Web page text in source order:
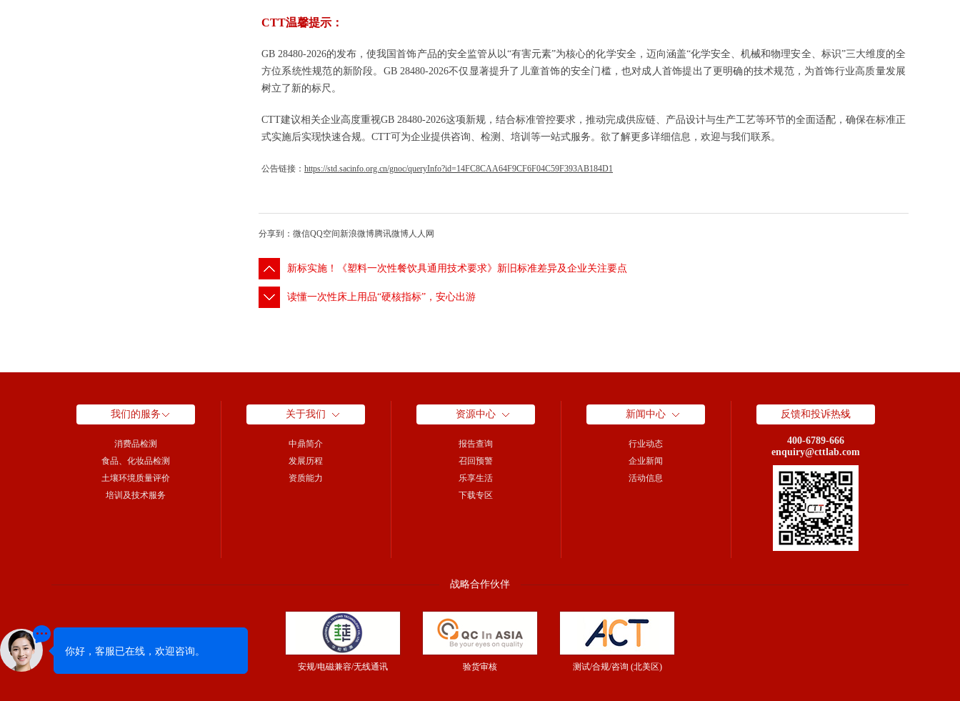
CTT温馨提示：
GB 28480-2026的发布，使我国首饰产品的安全监管从以“有害元素”为核心的化学安全，迈向涵盖“化学安全、机械和物理安全、标识”三大维度的全
方位系统性规范的新阶段。GB 28480-2026不仅显著提升了儿童首饰的安全门槛，也对成人首饰提出了更明确的技术规范，为首饰行业高质量发展
树立了新的标尺。
CTT建议相关企业高度重视GB 28480-2026这项新规，结合标准管控要求，推动完成供应链、产品设计与生产工艺等环节的全面适配，确保在标准正
式实施后实现快速合规。CTT可为企业提供咨询、检测、培训等一站式服务。欲了解更多详细信息，欢迎与我们联系。
公告链接： https://std.sacinfo.org.cn/gnoc/queryInfo?id=14FC8CAA64F9CF6F04C59F393AB184D1
分享到： 微信QQ空间新浪微博腾讯微博 人人网
新标实施！《塑料一次性餐饮具通用技术要求》新旧标准差异及企业关注要点
读懂一次性床上用品“硬核指标”，安心出游
我们的服务
消费品检测
食品、化妆品检测
土壤环境质量评价
培训及技术服务
关于我们
中鼎简介
发展历程
资质能力
资源中心
报告查询
召回预警
乐享生活
下载专区
新闻中心
行业动态
企业新闻
活动信息
反馈和投诉热线
400-6789-666
enquiry@cttlab.com
战略合作伙伴
安规/电磁兼容/无线通讯 验货审核 测试/合规/咨询 (北美区)